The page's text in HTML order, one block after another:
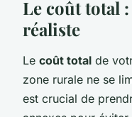
Le coût total
réaliste
Le coût total de
zone rurale ne se
est crucial de